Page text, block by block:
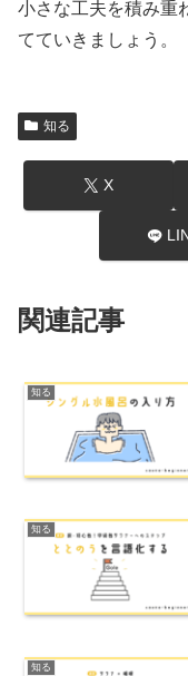
小さな工夫を積み重
てていきましょう。
知る
X
関連記事
知る
知る
知る